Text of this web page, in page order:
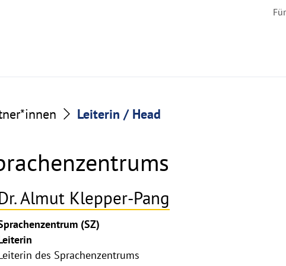
Leiterin / Head
Almut Klepper-Pang
(SZ)
des Sprachenzentrums